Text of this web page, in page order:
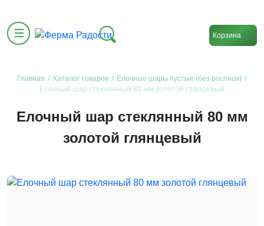
Корзина
Главная / Каталог товаров / Елочные шары пустые (без росписи) /
Елочный шар стеклянный 80 мм золотой глянцевый
Елочный шар стеклянный 80 мм
золотой глянцевый